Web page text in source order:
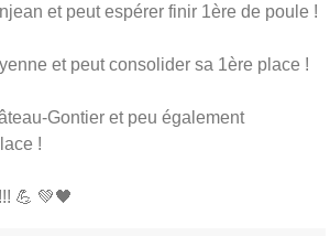
et peut espérer finir 1ère de poule !
et peut consolider sa 1ère place !
Gontier et peu également
!
💪 💚🖤